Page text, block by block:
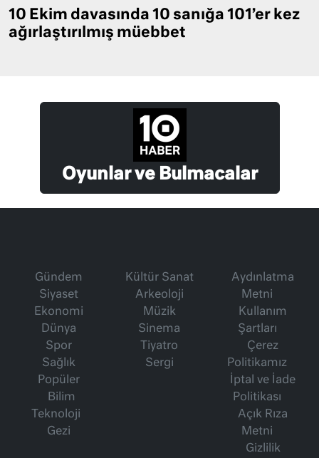
10 Ekim davasında 10 sanığa 101’er kez
ağırlaştırılmış müebbet
Oyunlar ve Bulmacalar
Gündem
Siyaset
Ekonomi
Dünya
Spor
Sağlık
Popüler
Bilim
Teknoloji
Gezi
Kültür Sanat
Arkeoloji
Müzik
Sinema
Tiyatro
Sergi
Aydınlatma
Metni
Kullanım
Şartları
Çerez
Politikamız
İptal ve İade
Politikası
Açık Rıza
Metni
Gizlilik